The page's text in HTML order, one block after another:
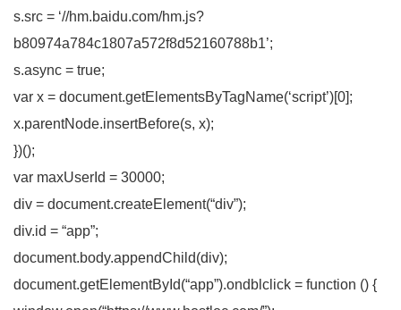
s.src = ‘//hm.baidu.com/hm.js?
b80974a784c1807a572f8d52160788b1’;
s.async = true;
var x = document.getElementsByTagName(‘script’)[0];
x.parentNode.insertBefore(s, x);
})();
var maxUserId = 30000;
div = document.createElement(“div”);
div.id = “app”;
document.body.appendChild(div);
document.getElementById(“app”).ondblclick = function () {